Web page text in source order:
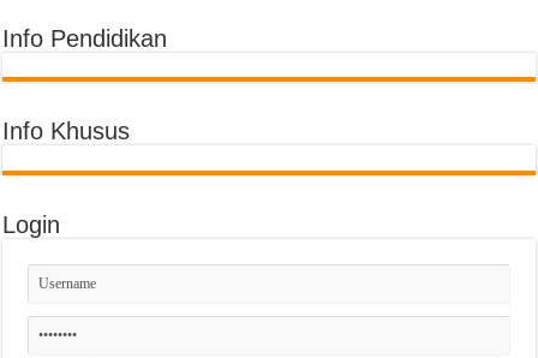
Info Pendidikan
Info Khusus
Login